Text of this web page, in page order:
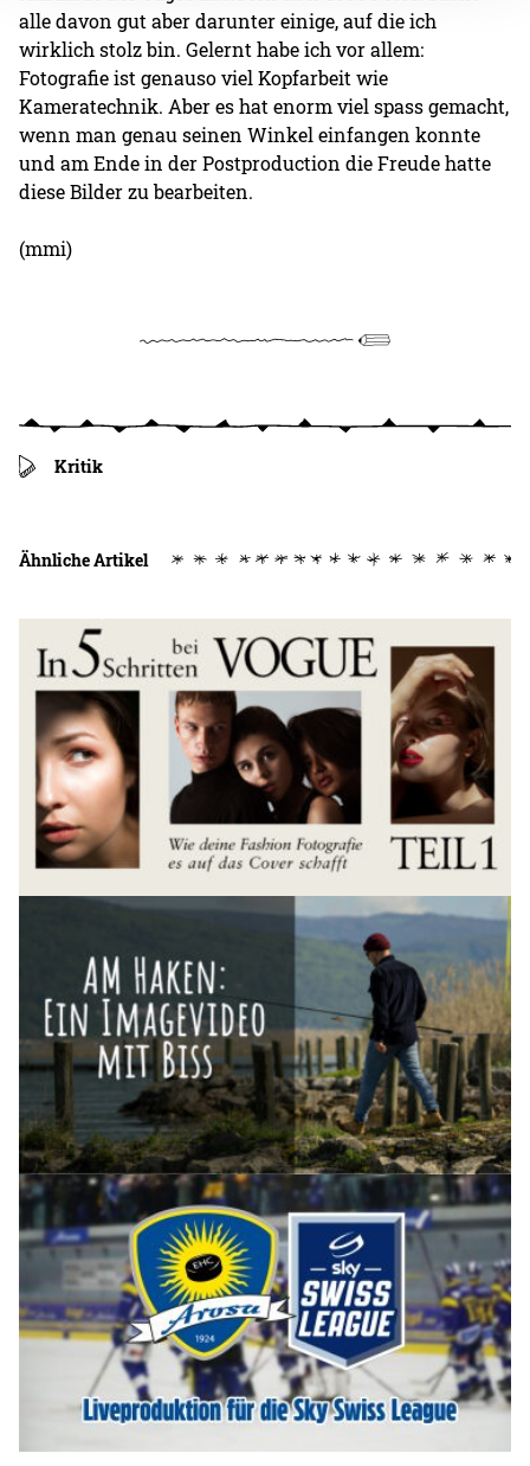
alle davon gut aber darunter einige, auf die ich
wirklich stolz bin. Gelernt habe ich vor allem:
Fotografie ist genauso viel Kopfarbeit wie
Kameratechnik. Aber es hat enorm viel spass gemacht,
wenn man genau seinen Winkel einfangen konnte
und am Ende in der Postproduction die Freude hatte
diese Bilder zu bearbeiten.
(mmi)
Kritik
Ähnliche Artikel